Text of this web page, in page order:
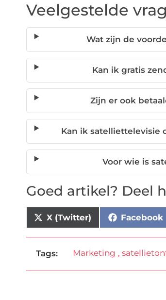
Veelgestelde
Wat zijn de
Kan ik gratis
Zijn er ook
Kan ik satelliettelevisie
Voor wie is
Goed artikel? Deel
X (Twitter) Facebook
Tags: Marketing ,